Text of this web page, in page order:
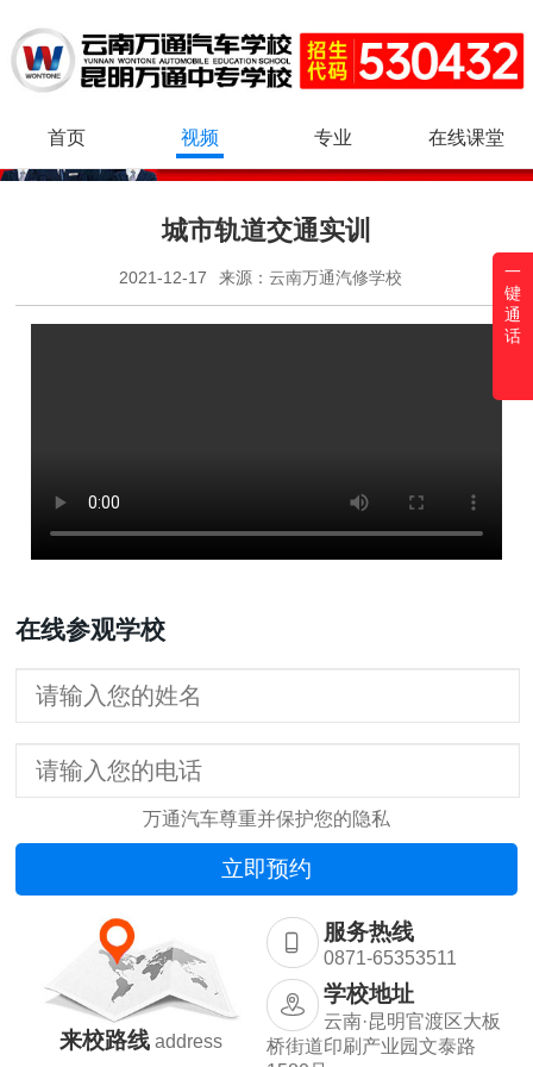
首页 视频 专业 在线课堂
城市轨道交通实训
2021-12-17 来源： 云南万通汽修学校
在线参观学校
万通汽车尊重并保护您的隐私
来校路线 address
服务热线
0871-65353511
学校地址
云南·昆明官渡区大板
桥街道印刷产业园文泰路
一
键
通
话